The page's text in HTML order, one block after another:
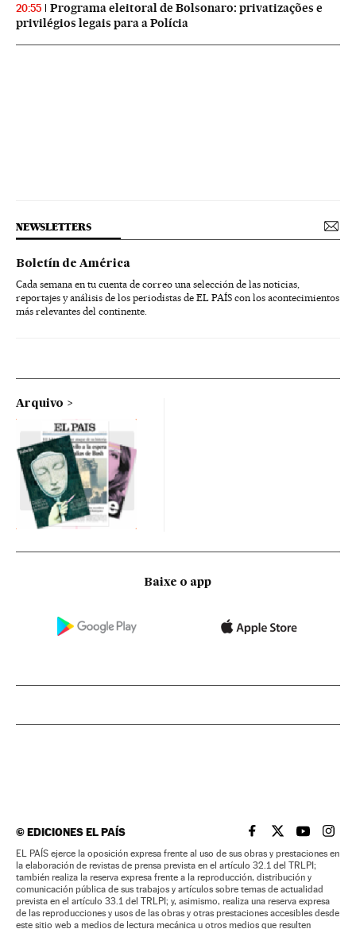
20:55
Programa eleitoral de Bolsonaro: privatizações e
privilégios legais para a Polícia
NEWSLETTERS
Boletín de América
Cada semana en tu cuenta de correo una selección de las noticias,
reportajes y análisis de los periodistas de EL PAÍS con los acontecimientos
más relevantes del continente.
Arquivo
Baixe o app
©EDICIONES EL PAÍS EL PAÍS BRASIL EN
EL PAÍSEL PAÍS
EL
EL PAÍS ejerce la oposición expresa frente al uso de sus obras y prestaciones en
la elaboración de revistas de prensa prevista en el artículo 32.1 del TRLPI;
también realiza la reserva expresa frente a la reproducción, distribución y
comunicación pública de sus trabajos y artículos sobre temas de actualidad
prevista en el artículo 33.1 del TRLPI; y, asimismo, realiza una reserva expresa
de las reproducciones y usos de las obras y otras prestaciones accesibles desde
este sitio web a medios de lectura mecánica u otros medios que resulten